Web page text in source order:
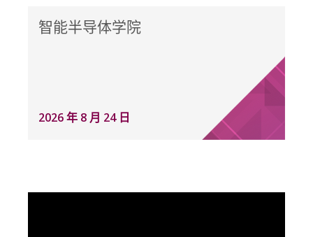
智能半导体学院
2026 年 8 月 24 日